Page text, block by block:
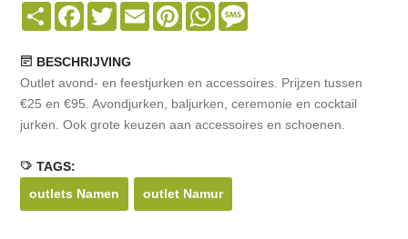
Share Facebook
TwitterEmail PinterestWhatsApp
BESCHRIJVING
Outlet avond- en feestjurken en accessoires. Prijzen tussen
€25 en €95. Avondjurken, baljurken, ceremonie en cocktail
jurken. Ook grote keuzen aan accessoires en schoenen.
TAGS:
outlets Namen
outlet Namur